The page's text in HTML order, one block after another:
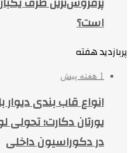
است؟
پربازدید هفته
1 هفته پیش
انواع قاب بندی
یورتان دکارت؛
در دکوراسیون داخلی